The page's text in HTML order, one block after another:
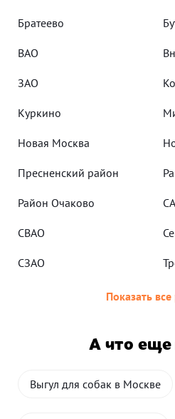
Братеево
ВАО
ЗАО
Куркино
Новая Москва
Пресненский район
Район Очаково
СВАО
СЗАО
Показать
А что
Выгул для собак в Москве